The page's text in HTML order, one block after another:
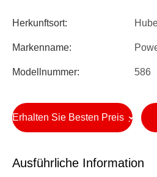
Herkunftsort:
Markenname:
Modellnummer: 586
Erhalten Sie Besten Preis
Ausführliche Information